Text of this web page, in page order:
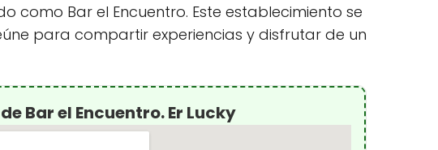
como Bar el Encuentro. Este establecimiento se
para compartir experiencias y disfrutar de un
Bar el Encuentro. Er Lucky